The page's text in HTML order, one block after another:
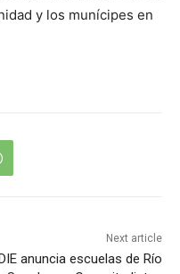
y los munícipes en
Next article
anuncia escuelas de Río